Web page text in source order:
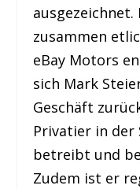
zusammen
eBay Motors
sich Mark
Geschäft
Privatier in der
betreibt und
Zudem ist er